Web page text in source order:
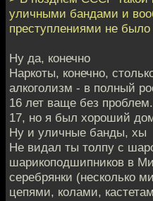
уличными бандами и
преступлениями не было
Ну да, конечно
Наркоты, конечно,
алкоголизм - в полный
16 лет ваще без
17, но я был хороший
Ну и уличные банды, хы
Не видал ты толпу с
шарикоподшипников в
серебрянки (несколько
цепями, колами,